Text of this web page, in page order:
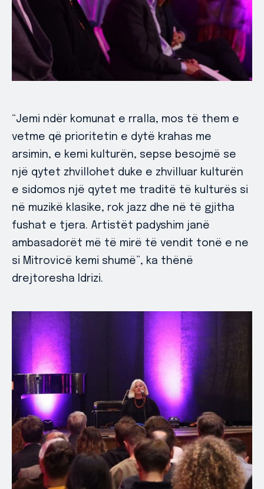
“Jemi ndër komunat e rralla, mos të them e
vetme që prioritetin e dytë krahas me
arsimin, e kemi kulturën, sepse besojmë se
një qytet zhvillohet duke e zhvilluar kulturën
e sidomos një qytet me traditë të kulturës si
në muzikë klasike, rok jazz dhe në të gjitha
fushat e tjera. Artistët padyshim janë
ambasadorët më të mirë të vendit tonë e ne
si Mitrovicë kemi shumë”, ka thënë
drejtoresha Idrizi.